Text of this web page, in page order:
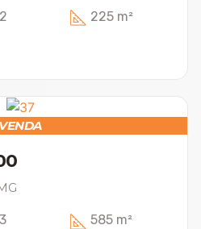
2 225 m²
VENDA
3 585 m²